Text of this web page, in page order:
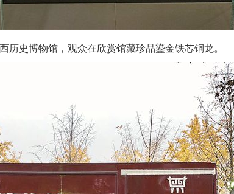
历史博物馆，观众在欣赏馆藏珍品鎏金铁芯铜龙。